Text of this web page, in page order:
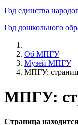
Год единства
Год дошкольного
Об МПГУ
Музей МПГУ
МПГУ:
МПГУ:
Страница